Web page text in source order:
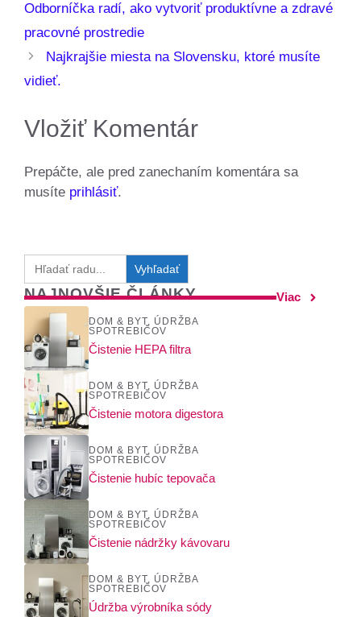
Odborníčka radí, ako vytvoriť produktívne a zdravé
pracovné prostredie
Najkrajšie miesta na Slovensku, ktoré musíte
vidieť.
Vložiť Komentár
Prepáčte, ale pred zanechaním komentára sa
musíte prihlásiť.
Search
for:
NAJNOVŠIE ČLÁNKY Viac
DOM & BYT
ÚDRŽBA
SPOTREBIČOV
Čistenie HEPA filtra
DOM & BYT
ÚDRŽBA
SPOTREBIČOV
Čistenie motora digestora
DOM & BYT
ÚDRŽBA
SPOTREBIČOV
Čistenie hubíc tepovača
DOM & BYT
ÚDRŽBA
SPOTREBIČOV
Čistenie nádržky kávovaru
DOM & BYT
ÚDRŽBA
SPOTREBIČOV
Údržba výrobníka sódy